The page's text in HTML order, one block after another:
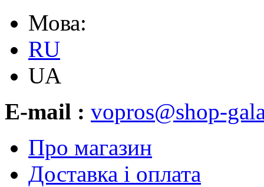
Мова:
RU
UA
E-mail : vopros@shop-
Про магазин
Доставка і оплата